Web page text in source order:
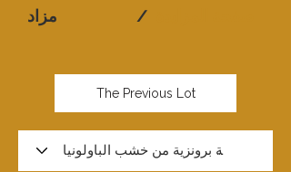
مزاد /
The Previous Lot